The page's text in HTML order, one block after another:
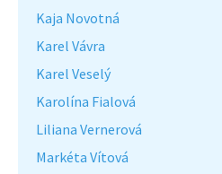
Kaja Novotná
Karel Vávra
Karel Veselý
Karolína Fialová
Liliana Vernerová
Markéta Vítová